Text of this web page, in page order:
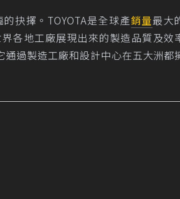
抉擇。TOYOTA是全球產銷量最大
各地工廠展現出來的製造品質及效
過製造工廠和設計中心在五大洲都